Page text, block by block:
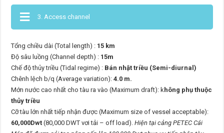
3. Access channel
Tổng chiều dài (Total length) : 15 km
Độ sâu luồng (Channel depth) : 15m
Chế độ thủy triều (Tidal regime) : Bán nhật triều (Semi-diurnal)
Chênh lệch b/q (Average variation):4.0 m.
Mớn nước cao nhất cho tàu ra vào (Maximum draft): không phụ thuộc
thủy triều
Cỡ tàu lớn nhất tiếp nhận được (Maximum size of vessel acceptable):
60,000Dwt (80,000 DWT vơi tải – off load).Hiện tại cảng PETEC Cái